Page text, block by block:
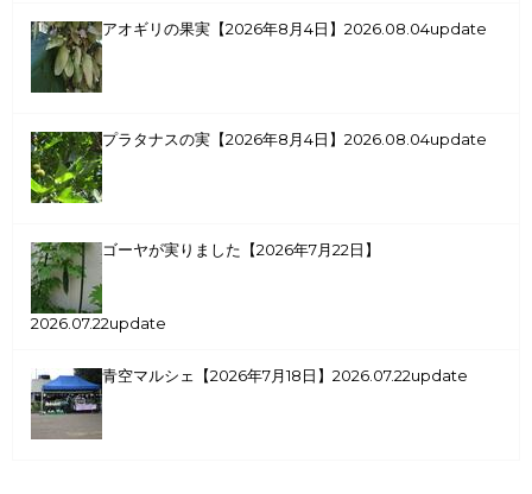
アオギリの果実【2026年8月4日】 2026.08.04update
プラタナスの実【2026年8月4日】 2026.08.04update
ゴーヤが実りました【2026年7月22日】
2026.07.22update
青空マルシェ【2026年7月18日】 2026.07.22update